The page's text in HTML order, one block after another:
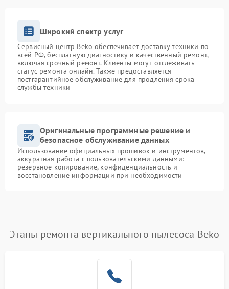
Широкий спектр услуг
Сервисный центр Beko обеспечивает доставку техники по
всей РФ, бесплатную диагностику и качественный ремонт,
включая срочный ремонт. Клиенты могут отслеживать
статус ремонта онлайн. Также предоставляется
постгарантийное обслуживание для продления срока
службы техники
Оригинальные программные решение и
безопасное обслуживание данных
Использование официальных прошивок и инструментов,
аккуратная работа с пользовательскими данными:
резервное копирование, конфиденциальность и
восстановление информации при необходимости
Этапы ремонта вертикального пылесоса Beko